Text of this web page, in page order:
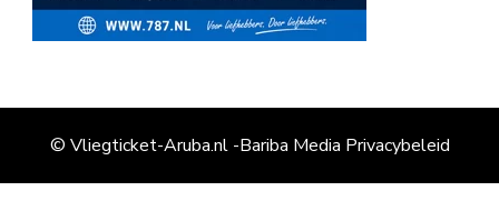
© Vliegticket-Aruba.nl -Bariba Media Privacybeleid